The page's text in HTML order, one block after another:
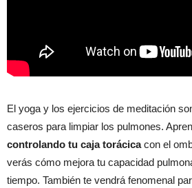
El yoga y los ejercicios de meditación
caseros para limpiar los pulmones.
controlando tu caja torácicacon el
verás cómo mejora tu capacidad
tiempo. También te vendrá fenomenal